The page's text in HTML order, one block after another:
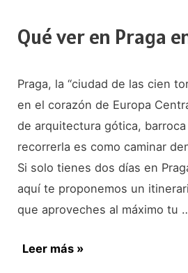
Qué ver en Praga
Praga, la “ciudad de las cien
en el corazón de Europa
de arquitectura gótica,
recorrerla es como caminar
Si solo tienes dos días en
aquí te proponemos un
que aproveches al máximo tu
Qué
Leer más »